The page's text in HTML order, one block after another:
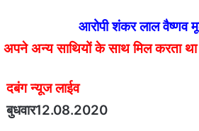
आरोपी शंकर लाल वैष्णव
अपने अन्य साथियों के साथ मिल करता
दबंग न्यूज लाईव
बुधवार12.08.2020